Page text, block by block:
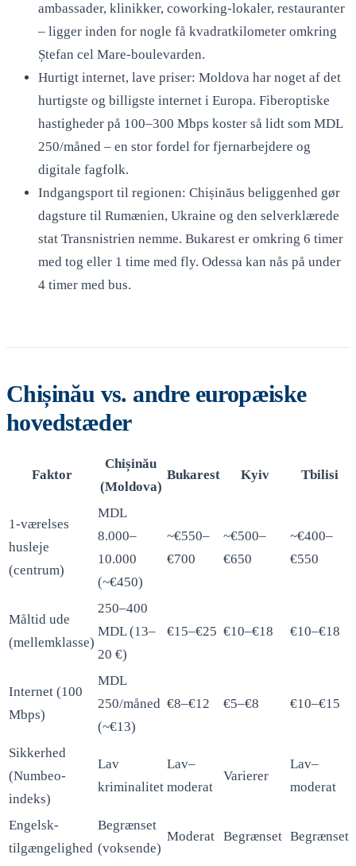
ambassader, klinikker, coworking-lokaler, restauranter
– ligger inden for nogle få kvadratkilometer omkring
Ștefan cel Mare-boulevarden.
Hurtigt internet, lave priser: Moldova har noget af det
hurtigste og billigste internet i Europa. Fiberoptiske
hastigheder på 100–300 Mbps koster så lidt som MDL
250/måned – en stor fordel for fjernarbejdere og
digitale fagfolk.
Indgangsport til regionen: Chișinăus beliggenhed gør
dagsture til Rumænien, Ukraine og den selverklærede
stat Transnistrien nemme. Bukarest er omkring 6 timer
med tog eller 1 time med fly. Odessa kan nås på under
4 timer med bus.
Chișinău vs. andre europæiske
hovedstæder
Faktor
Chișinău
(Moldova)
Bukarest Kyiv Tbilisi
1-værelses
husleje
(centrum)
MDL
8.000–
10.000
(~€450)
~€550–
€700
~€500–
€650
~€400–
€550
Måltid ude
(mellemklasse)
250–400
MDL (13–
20 €)
€15–€25 €10–€18 €10–€18
Internet (100
Mbps)
MDL
250/måned
(~€13)
€8–€12 €5–€8 €10–€15
Sikkerhed
(Numbeo-
indeks)
Lav
kriminalitet
Lav–
moderat
Varierer
Lav–
moderat
Engelsk-
tilgængelighed
Begrænset
(voksende)
Moderat Begrænset Begrænset